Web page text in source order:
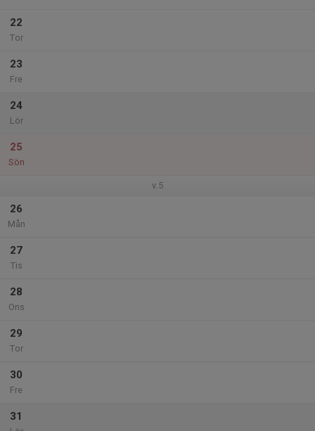
22
Tor
23
Fre
24
Lör
25
Sön
v.5
26
Mån
27
Tis
28
Ons
29
Tor
30
Fre
31